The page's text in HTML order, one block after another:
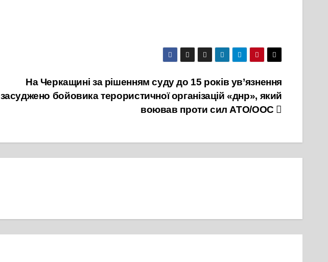
На Черкащині за рішенням суду до 15 років ув’язнення
засуджено бойовика терористичної організацій «днр», який
воював проти сил АТО/ООС